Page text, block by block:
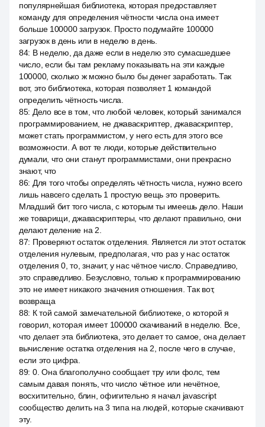
популярнейшая библиотека, которая предоставляет
команду для определения чётности числа она имеет
больше 100000 загрузок. Просто подумайте 100000
загрузок в день или в неделю в день.
84: В неделю, да даже если в неделю это сумасшедшее
число, если бы там рекламу показывать на эти каждые
100000, сколько ж можно было бы денег заработать. Так
вот, это библиотека, которая позволяет 1 командой
определить чётность числа.
85: Дело все в том, что любой человек, который занимался
программированием, не джаваскриптер, джаваскриптер,
может стать программистом, у него есть для этого все
возможности. А вот те люди, которые действительно
думали, что они станут программистами, они прекрасно
знают, что
86: Для того чтобы определять чётность числа, нужно всего
лишь навсего сделать 1 простую вещь это проверить.
Младший бит того числа, с которым ты имеешь дело. Наши
же товарищи, джаваскриптеры, что делают правильно, они
делают деление на 2.
87: Проверяют остаток отделения. Является ли этот остаток
отделения нулевым, предполагая, что раз у нас остаток
отделения 0, то, значит, у нас чётное число. Справедливо,
это справедливо. Безусловно, только к программированию
это не имеет никакого значения отношения. Так вот,
возвраща
88: К той самой замечательной библиотеке, о которой я
говорил, которая имеет 100000 скачиваний в неделю. Все,
что делает эта библиотека, это делает то самое, она делает
вычисление остатка отделения на 2, после чего в случае,
если это цифра.
89: 0. Она благополучно сообщает тру или фолс, тем
самым давая понять, что число чётное или нечётное,
восхитительно, блин, офигительно я начал javascript
сообщество делить на 3 типа на людей, которые скачивают
эту.